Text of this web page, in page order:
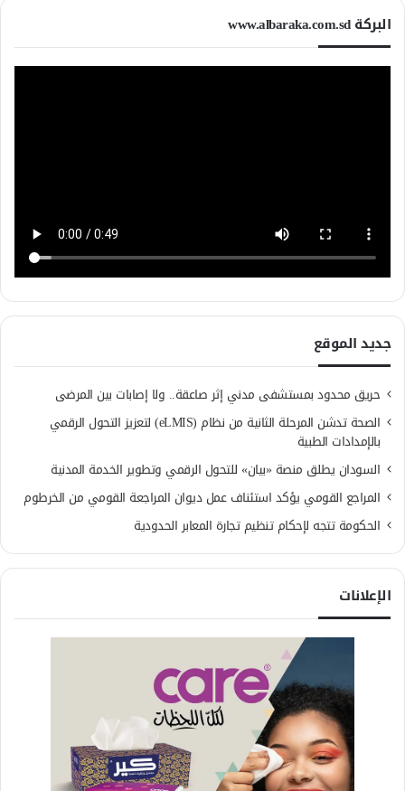
البركة www.albaraka.com.sd
جديد الموقع
حريق محدود بمستشفى مدني إثر صاعقة.. ولا إصابات بين المرضى
الصحة تدشن المرحلة الثانية من نظام (eLMIS) لتعزيز التحول الرقمي
بالإمدادات الطبية
السودان يطلق منصة «بيان» للتحول الرقمي وتطوير الخدمة المدنية
المراجع القومي يؤكد استئناف عمل ديوان المراجعة القومي من الخرطوم
الحكومة تتجه لإحكام تنظيم تجارة المعابر الحدودية
الإعلانات